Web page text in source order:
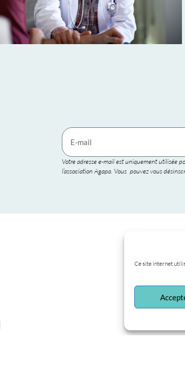
Ce site internet
Votre adresse e-mail est uniquement utilisée
l’association Agapa. Vous pouvez vous